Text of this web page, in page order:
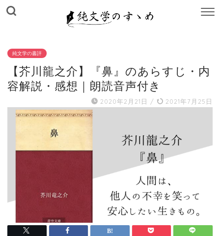
純文学の書評
【芥川龍之介】『鼻』のあらすじ・内
容解説・感想｜朗読音声付き
2020年2月21日 / 2021年7月25日